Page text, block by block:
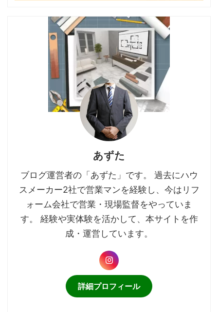
あずた
ブログ運営者の「あずた」です。 過去にハウ
スメーカー2社で営業マンを経験し、今はリフ
ォーム会社で営業・現場監督をやっていま
す。 経験や実体験を活かして、本サイトを作
成・運営しています。
詳細プロフィール